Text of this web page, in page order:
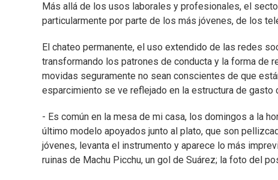
Más allá de los usos laborales y profesionales, el
particularmente por parte de los más jóvenes, de los
El chateo permanente, el uso extendido de las redes
transformando los patrones de conducta y la forma de
movidas seguramente no sean conscientes de que
esparcimiento se ve reflejado en la estructura de gasto
- Es común en la mesa de mi casa, los domingos a la
último modelo apoyados junto al plato, que son
jóvenes, levanta el instrumento y aparece lo más
ruinas de Machu Picchu, un gol de Suárez; la foto del